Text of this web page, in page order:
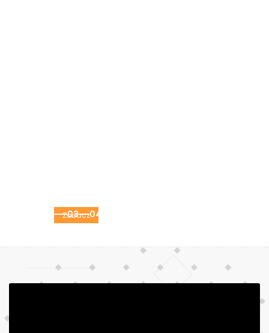
Zobacz
03 04